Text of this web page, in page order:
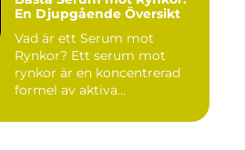
En Djupgående Översikt
Vad är ett Serum mot
Rynkor? Ett serum mot
rynkor är en koncentrerad
formel av aktiva